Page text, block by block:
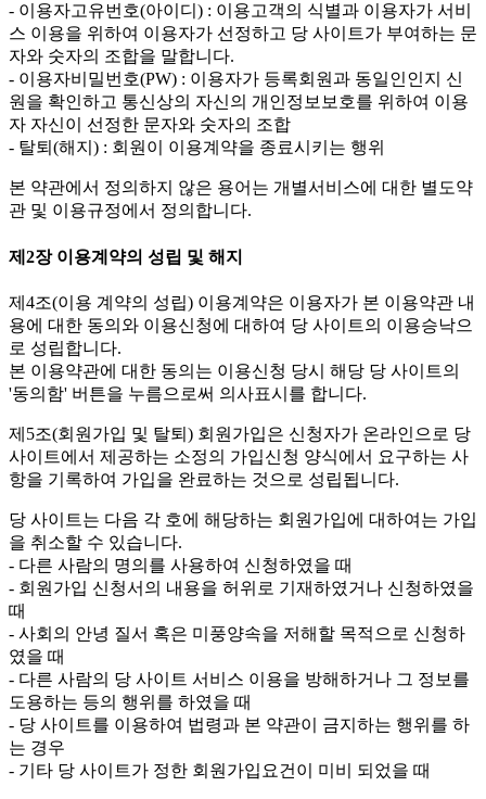
- 이용자고유번호(아이디) : 이용고객의 식별과 이용자가 서비
스 이용을 위하여 이용자가 선정하고 당 사이트가 부여하는 문
자와 숫자의 조합을 말합니다.
- 이용자비밀번호(PW) : 이용자가 등록회원과 동일인인지 신
원을 확인하고 통신상의 자신의 개인정보보호를 위하여 이용
자 자신이 선정한 문자와 숫자의 조합
- 탈퇴(해지) : 회원이 이용계약을 종료시키는 행위
본 약관에서 정의하지 않은 용어는 개별서비스에 대한 별도약
관 및 이용규정에서 정의합니다.
제2장 이용계약의 성립 및 해지
제4조(이용 계약의 성립) 이용계약은 이용자가 본 이용약관 내
용에 대한 동의와 이용신청에 대하여 당 사이트의 이용승낙으
로 성립합니다.
본 이용약관에 대한 동의는 이용신청 당시 해당 당 사이트의
'동의함' 버튼을 누름으로써 의사표시를 합니다.
제5조(회원가입 및 탈퇴) 회원가입은 신청자가 온라인으로 당
사이트에서 제공하는 소정의 가입신청 양식에서 요구하는 사
항을 기록하여 가입을 완료하는 것으로 성립됩니다.
당 사이트는 다음 각 호에 해당하는 회원가입에 대하여는 가입
을 취소할 수 있습니다.
- 다른 사람의 명의를 사용하여 신청하였을 때
- 회원가입 신청서의 내용을 허위로 기재하였거나 신청하였을
때
- 사회의 안녕 질서 혹은 미풍양속을 저해할 목적으로 신청하
였을 때
- 다른 사람의 당 사이트 서비스 이용을 방해하거나 그 정보를
도용하는 등의 행위를 하였을 때
- 당 사이트를 이용하여 법령과 본 약관이 금지하는 행위를 하
는 경우
- 기타 당 사이트가 정한 회원가입요건이 미비 되었을 때